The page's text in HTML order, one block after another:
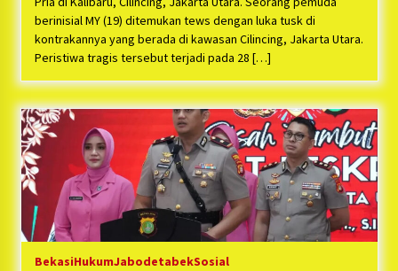
berinisial MY (19) ditemukan tews dengan luka tusk di
kontrakannya yang berada di kawasan Cilincing, Jakarta Utara.
Peristiwa tragis tersebut terjadi pada 28 […]
BekasiHukumJabodetabekSosial